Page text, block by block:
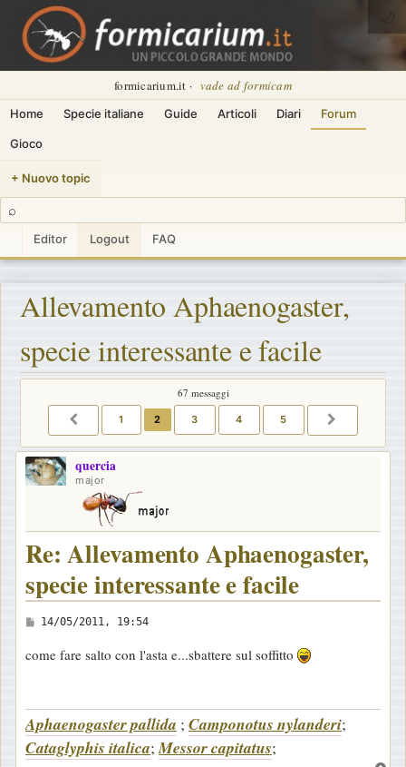
formicarium.it · vade ad formicam
Home Specie italiane Guide Articoli Diari Forum
Gioco
+ Nuovo topic
⌕
Editor Logout FAQ
🌙
Allevamento Aphaenogaster,
specie interessante e facile
67 messaggi
PRECEDENTE
1 2 3 4 5
quercia
major
Re: Allevamento Aphaenogaster,
specie interessante e facile
M
s
a
g
g
14/05/2011, 19:54
come fare salto con l'asta e...sbattere sul soffitto
Aphaenogaster pallida ; Camponotus nylanderi;
Cataglyphis italica;Messor capitatus;